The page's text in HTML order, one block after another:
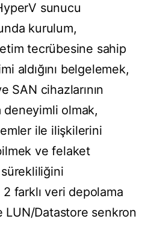
sunucu
kurulum,
tecrübesine sahip
aldığını belgelemek,
cihazlarının
olmak,
ile ilişkilerini
ve felaket
farklı veri depolama
LUN/Datastore senkron